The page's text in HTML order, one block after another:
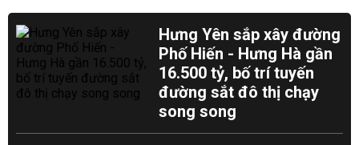
Hưng Yên sắp xây đường
Phố Hiến - Hưng Hà gần
16.500 tỷ, bố trí tuyến
đường sắt đô thị chạy
song song